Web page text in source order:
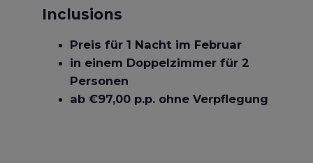
Inclusions
Preis für 1 Nacht im Februar
in einem Doppelzimmer für 2
Personen
ab €97,00 p.p. ohne Verpflegung